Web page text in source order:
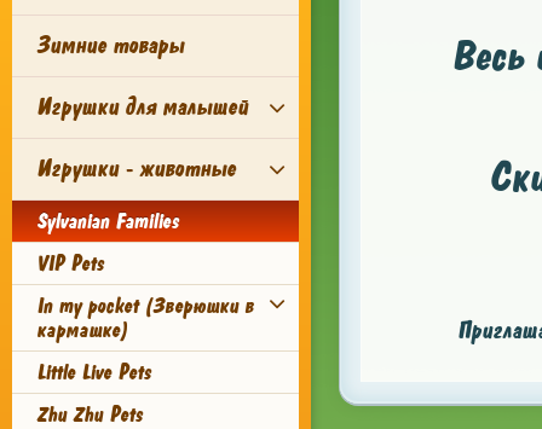
Зимние товары
Игрушки для малышей
Игрушки - животные
Sylvanian Families
VIP Pets
In my pocket (Зверюшки в
кармашке)
Little Live Pets
Zhu Zhu Pets
Весь